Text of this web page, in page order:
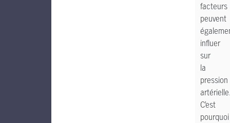
facteurs
peuvent
influer
sur
la
pression
C’est
pourquoi